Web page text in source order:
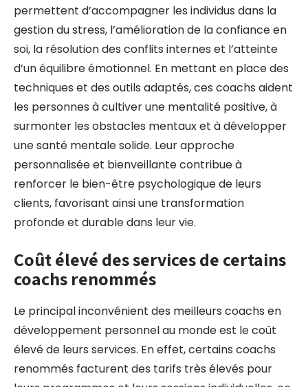
permettent d’accompagner les individus dans la
gestion du stress, l’amélioration de la confiance en
soi, la résolution des conflits internes et l’atteinte
d’un équilibre émotionnel. En mettant en place des
techniques et des outils adaptés, ces coachs aident
les personnes à cultiver une mentalité positive, à
surmonter les obstacles mentaux et à développer
une santé mentale solide. Leur approche
personnalisée et bienveillante contribue à
renforcer le bien-être psychologique de leurs
clients, favorisant ainsi une transformation
profonde et durable dans leur vie.
Coût élevé des services de certains
coachs renommés
Le principal inconvénient des meilleurs coachs en
développement personnel au monde est le coût
élevé de leurs services. En effet, certains coachs
renommés facturent des tarifs très élevés pour